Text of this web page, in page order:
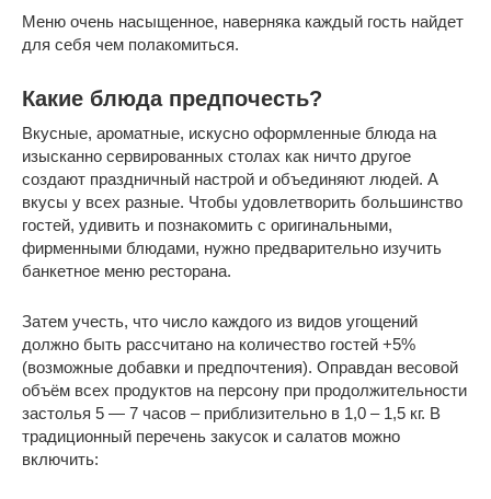
Меню очень насыщенное, наверняка каждый гость найдет
для себя чем полакомиться.
Какие блюда предпочесть?
Вкусные, ароматные, искусно оформленные блюда на
изысканно сервированных столах как ничто другое
создают праздничный настрой и объединяют людей. А
вкусы у всех разные. Чтобы удовлетворить большинство
гостей, удивить и познакомить с оригинальными,
фирменными блюдами, нужно предварительно изучить
банкетное меню ресторана.
Затем учесть, что число каждого из видов угощений
должно быть рассчитано на количество гостей +5%
(возможные добавки и предпочтения). Оправдан весовой
объём всех продуктов на персону при продолжительности
застолья 5 — 7 часов – приблизительно в 1,0 – 1,5 кг. В
традиционный перечень закусок и салатов можно
включить: